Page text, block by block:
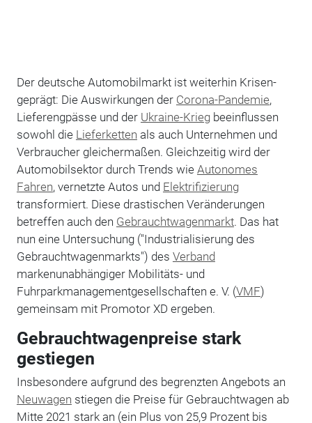
Der deutsche Automobilmarkt ist weiterhin Krisen-
geprägt: Die Auswirkungen der Corona-Pandemie,
Lieferengpässe und der Ukraine-Kriegbeeinflussen
sowohl die Lieferketten als auch Unternehmen und
Verbraucher gleichermaßen. Gleichzeitig wird der
Automobilsektor durch Trends wie Autonomes
Fahren, vernetzte Autos und Elektrifizierung
transformiert. Diese drastischen Veränderungen
betreffen auch den Gebrauchtwagenmarkt. Das hat
nun eine Untersuchung ("Industrialisierung des
Gebrauchtwagenmarkts") des Verband
markenunabhängiger Mobilitäts- und
Fuhrparkmanagementgesellschaften e. V. (VMF)
gemeinsam mit Promotor XD ergeben.
Gebrauchtwagenpreise stark
gestiegen
Insbesondere aufgrund des begrenzten Angebots an
Neuwagen stiegen die Preise für Gebrauchtwagen ab
Mitte 2021 stark an (ein Plus von 25,9 Prozent bis